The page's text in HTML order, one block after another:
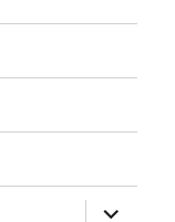
expandir